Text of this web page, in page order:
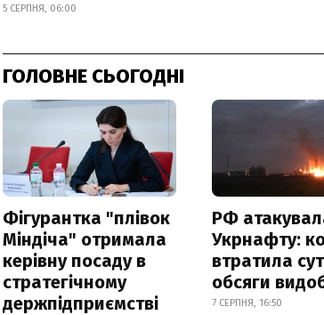
5 СЕРПНЯ, 06:00
ГОЛОВНЕ СЬОГОДНІ
Фігурантка "плівок
Міндіча" отримала
керівну посаду в
стратегічному
держпідприємстві
РФ
Укрнафту:
втратила
обсяги
7 СЕРПНЯ, 16:50